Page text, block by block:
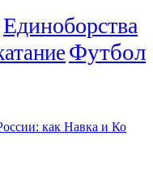
Единоборства
Футбол
как Навка и Ко